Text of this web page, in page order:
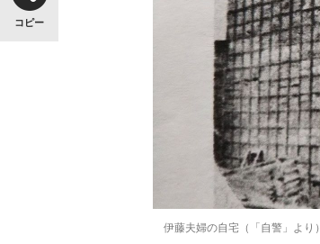
コピー
伊藤夫婦の自宅（「自警」より）